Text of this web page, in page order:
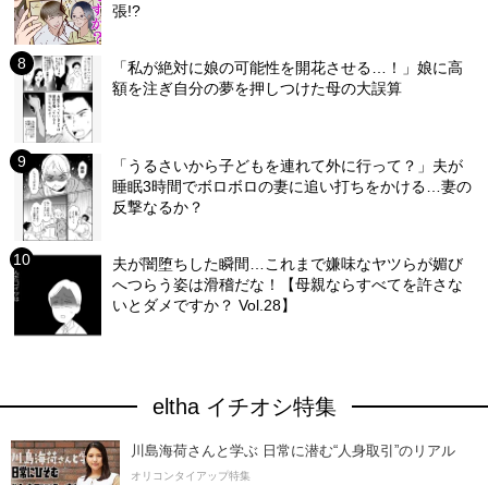
張!?
「私が絶対に娘の可能性を開花させる…！」娘に高
額を注ぎ自分の夢を押しつけた母の大誤算
「うるさいから子どもを連れて外に行って？」夫が
睡眠3時間でボロボロの妻に追い打ちをかける…妻の
反撃なるか？
夫が闇堕ちした瞬間…これまで嫌味なヤツらが媚び
へつらう姿は滑稽だな！【母親ならすべてを許さな
いとダメですか？ Vol.28】
eltha イチオシ特集
川島海荷さんと学ぶ 日常に潜む“人身取引”のリアル
オリコンタイアップ特集